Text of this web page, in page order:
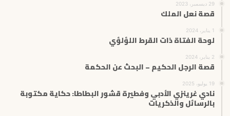
29 ديسمبر، 2023
قصة نعل الملك
1 يناير، 2024
لوحة الفتاة ذات القرط اللؤلؤي
2 يناير، 2024
قصة الرجل الحكيم – البحث عن الحكمة
19 يوليو، 2025
نادي غرينزي الأدبي وفطيرة قشور البطاطا: حكاية مكتوبة
بالرسائل والذكريات